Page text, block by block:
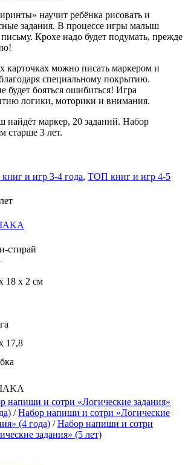
научит ребёнка рисовать и
задания. В процессе игры малыш
Крохе надо будет подумать, прежде
карточках можно писать маркером и
специальному покрытию.
будет бояться ошибиться! Игра
логики, моторики и внимания.
найдёт маркер, 20 заданий. Набор
старше 3 лет.
и игр 3-4 года, ТОП книг и игр 4-5
стирай
18 х 2 см
17,8
напиши и сотри «Логические задания»
/Набор напиши и сотри «Логические
(4 года) /Набор напиши и сотри
задания» (5 лет)